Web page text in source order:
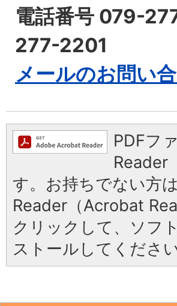
電話番号 079-
277-2201
メールのお問い
PDFフ
Reader
す。お持ちでない方
Reader（Acrobat
クリックして、ソフ
ストールしてください